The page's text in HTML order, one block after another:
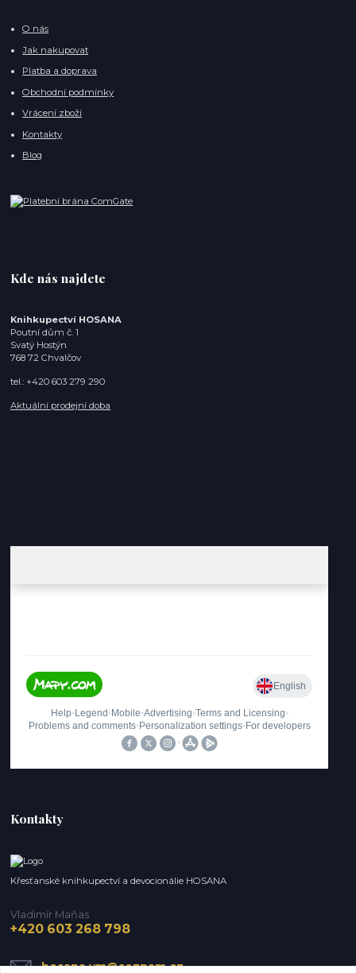
O nás
Jak nakupovat
Platba a doprava
Obchodní podmínky
Vrácení zboží
Kontakty
Blog
Kde nás najdete
Knihkupectví HOSANA
Poutní dům č. 1
Svatý Hostýn
768 72 Chvalčov
tel.: +420 603 279 290
Aktuální prodejní doba
Kontakty
Křesťanské knihkupectví a devocionálie HOSANA
Vladimír Maňas
+420 603 268 798
hosana.vm@seznam.cz